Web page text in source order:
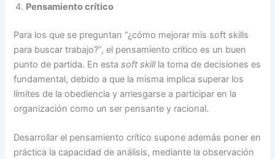
Pensamiento crítico
Para los que se preguntan “¿cómo mejorar mis soft skills
para buscar trabajo?”, el pensamiento crítico es un buen
punto de partida. En estasoft skillla toma de decisiones es
fundamental, debido a que la misma implica superar los
límites de la obediencia y arriesgarse a participar en la
organización como un ser pensante y racional.
Desarrollar el pensamiento crítico supone además poner en
práctica la capacidad de análisis, mediante la observación